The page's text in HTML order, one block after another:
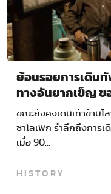
ย้อนรอยการเดินทั
ทางอันยากเข็ญ
ขณะยังคงเดินเท้าข้ามโ
ซาโลเพก รำลึกถึงการ
เมื่อ 90…
HISTORY